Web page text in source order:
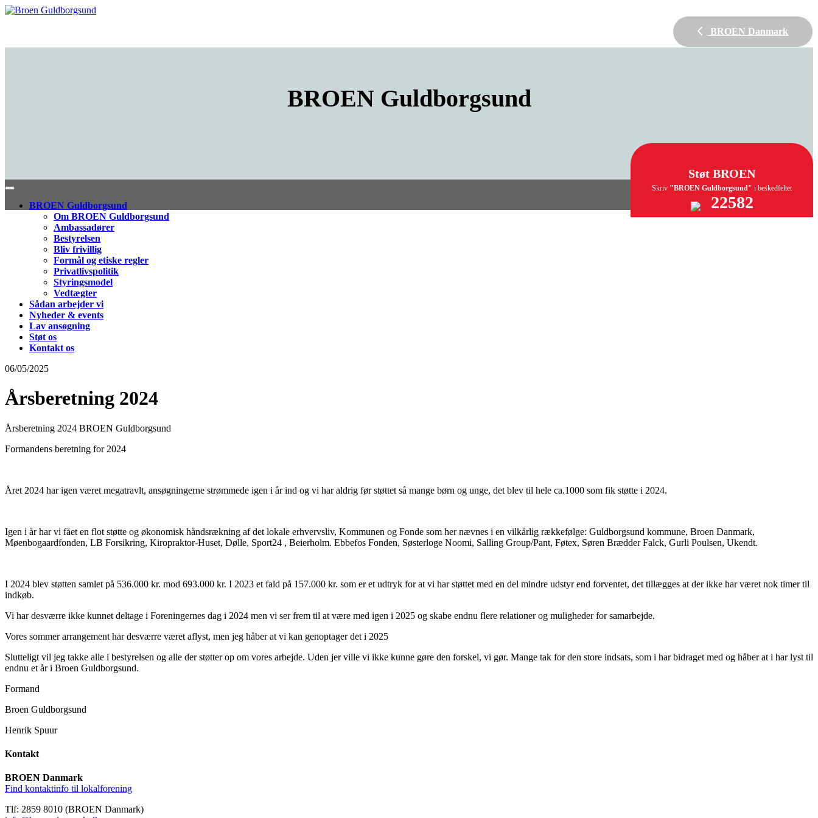
BROEN Danmark
BROENGuldborgsund
BROEN Guldborgsund
Om BROEN Guldborgsund
Ambassadører
Bestyrelsen
Bliv frivillig
Formål og etiske regler
Privatlivspolitik
Styringsmodel
Vedtægter
Sådan arbejder vi
Nyheder & events
Lav ansøgning
Støt os
Kontakt os
Støt BROEN
Skriv "BROEN Guldborgsund" i beskedfeltet
22582
06/05/2025
Årsberetning 2024
Årsberetning 2024 BROEN Guldborgsund
Formandens beretning for 2024
Året 2024 har igen været megatravlt, ansøgningerne strømmede igen i år ind og vi har aldrig før støttet så mange børn og unge, det blev til hele ca.1000 som fik støtte i 2024.
Igen i år har vi fået en flot støtte og økonomisk håndsrækning af det lokale erhvervsliv, Kommunen og Fonde som her nævnes i en vilkårlig rækkefølge: Guldborgsund kommune, Broen Danmark,
Møenbogaardfonden, LB Forsikring, Kiropraktor-Huset, Dølle, Sport24 , Beierholm. Ebbefos Fonden, Søsterloge Noomi, Salling Group/Pant, Føtex, Søren Brædder Falck, Gurli Poulsen, Ukendt.
I 2024 blev støtten samlet på 536.000 kr. mod 693.000 kr. I 2023 et fald på 157.000 kr. som er et udtryk for at vi har støttet med en del mindre udstyr end forventet, det tillægges at der ikke har været nok timer til
indkøb.
Vi har desværre ikke kunnet deltage i Foreningernes dag i 2024 men vi ser frem til at være med igen i 2025 og skabe endnu flere relationer og muligheder for samarbejde.
Vores sommer arrangement har desværre været aflyst, men jeg håber at vi kan genoptager det i 2025
Slutteligt vil jeg takke alle i bestyrelsen og alle der støtter op om vores arbejde. Uden jer ville vi ikke kunne gøre den forskel, vi gør. Mange tak for den store indsats, som i har bidraget med og håber at i har lyst til
endnu et år i Broen Guldborgsund.
Formand
Broen Guldborgsund
Henrik Spuur
Kontakt
BROEN Danmark
Find kontaktinfo til lokalforening
Tlf: 2859 8010 (BROEN Danmark)